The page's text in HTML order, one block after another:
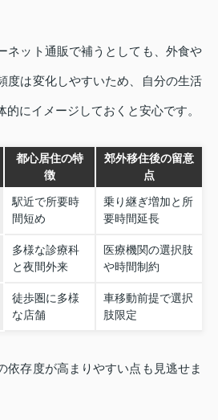
ネット通販で補うとしても、外食や
度は変化しやすいため、自分の生活
にイメージしておくと安心です。
都心居住の特
徴
郊外移住後の留意
点
駅近で所要時
間短め
乗り継ぎ増加と所
要時間延長
多様な診療科
と夜間外来
医療機関の選択肢
や時間制約
徒歩圏に多様
な店舗
車移動前提で選択
肢限定
依存度が高まりやすい点も見逃せま